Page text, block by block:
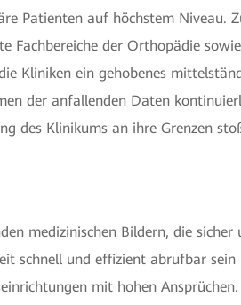
Patienten auf höchstem Niveau.
Fachbereiche der Orthopädie
Kliniken ein gehobenes
der anfallenden Daten
des Klinikums an ihre Grenzen
medizinischen Bildern, die sicher
schnell und effizient abrufbar sein
mit hohen